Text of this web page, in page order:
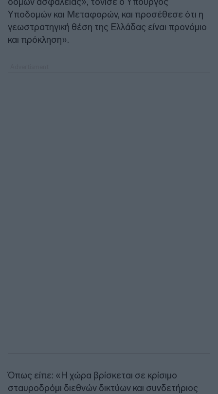
Υποδομών και Μεταφορών, και προσέθεσε ότι η
γεωστρατηγική θέση της Ελλάδας είναι προνόμιο
και πρόκληση».
Όπως είπε: «Η χώρα βρίσκεται σε κρίσιμο
σταυροδρόμι διεθνών δικτύων και συνδετήριος